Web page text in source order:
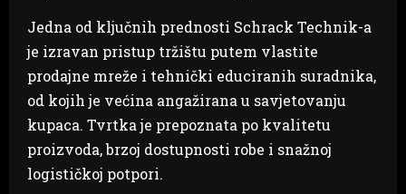
Jedna od ključnih prednosti Schrack Technik-a
je izravan pristup tržištu putem vlastite
prodajne mreže i tehnički educiranih suradnika,
od kojih je većina angažirana u savjetovanju
kupaca. Tvrtka je prepoznata po kvalitetu
proizvoda, brzoj dostupnosti robe i snažnoj
logističkoj potpori.